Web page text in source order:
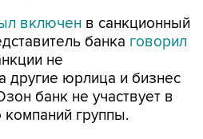
включен в санкционный
банка говорил
не
другие юрлица и бизнес
банк не участвует в
компаний группы.